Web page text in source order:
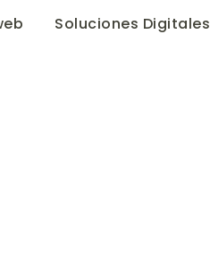
Soluciones Digitales